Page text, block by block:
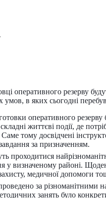
оперативного резерву
в яких сьогодні
оперативного
життєві події, де
тому досвідчені
за призначенням.
проходитися
у визначеному районі.
медичної допомоги
за різноманітними
занять було